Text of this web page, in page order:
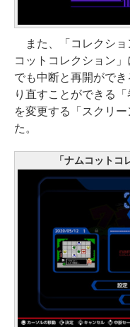
また、「コレクショ
コットコレクション
でも中断と再開がで
り直すことができる
を変更する「スクリ
た。
「ナムコット